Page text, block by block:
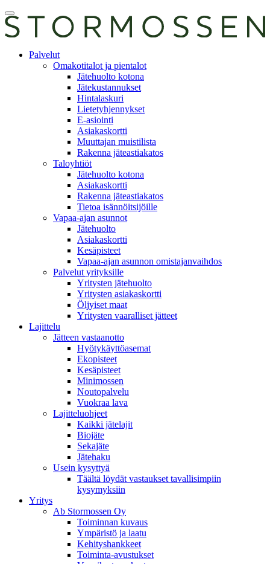
Skip
to
content
Avaa
päävalikko
asiointiPalvelut
Omakotitalot ja pientalot
Jätehuolto kotona
Jätekustannukset
Hintalaskuri
Lietetyhjennykset
E-asiointi
Asiakaskortti
Muuttajan muistilista
Rakenna jäteastiakatos
Taloyhtiöt
Jätehuolto kotona
Asiakaskortti
Rakenna jäteastiakatos
Tietoa isännöitsijöille
Vapaa-ajan asunnot
Jätehuolto
Asiakaskortti
Kesäpisteet
Vapaa-ajan asunnon omistajanvaihdos
Palvelut yrityksille
Yritysten jätehuolto
Yritysten asiakaskortti
Öljyiset maat
Yritysten vaaralliset jätteet
Lajittelu
Jätteen vastaanotto
Hyötykäyttöasemat
Ekopisteet
Kesäpisteet
Minimossen
Noutopalvelu
Vuokraa lava
Lajitteluohjeet
Kaikki jätelajit
Biojäte
Sekajäte
Jätehaku
Usein kysyttyä
Täältä löydät vastaukset tavallisimpiin
kysymyksiin
Yritys
Ab Stormossen Oy
Toiminnan kuvaus
Ympäristö ja laatu
Kehityshankkeet
Toiminta-avustukset